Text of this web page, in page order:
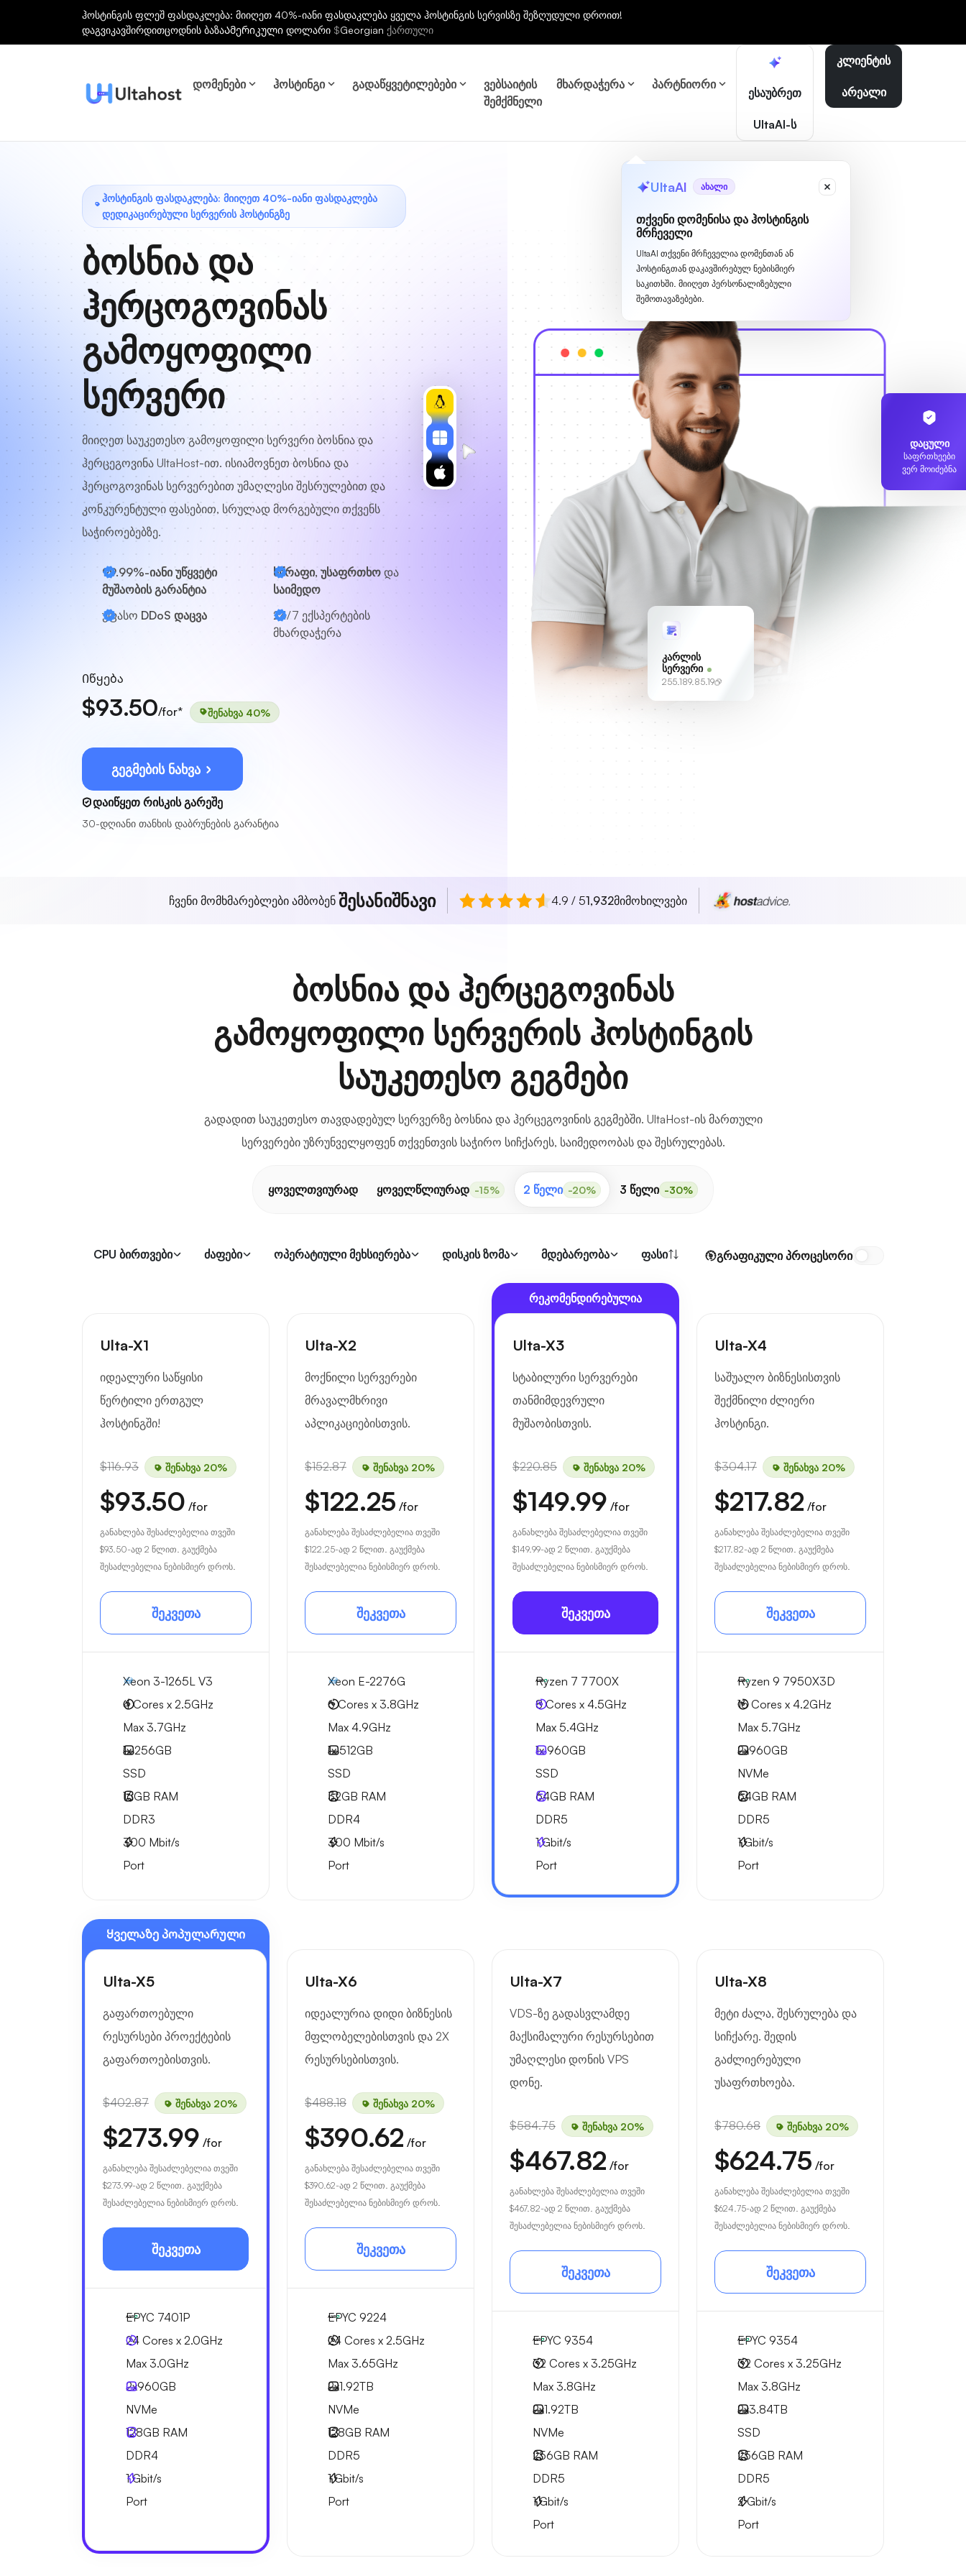
ჰოსტინგის ფლეშ ფასდაკლება: მიიღეთ 40%-იანი ფასდაკლება ყველა ჰოსტინგის სერვისზე შეზღუდული დროით!
დაგვიკავშირდითცოდნის ბაზაᲐმერიკული დოლარი $Georgian ქართული
დომენები ჰოსტინგი გადაწყვეტილებები
ვებსაიტის
შემქმნელი
მხარდაჭერა პარტნიორი
ესაუბრეთ
UltaAI-ს
UltaAI ახალი
თქვენი დომენისა და ჰოსტინგის
მრჩეველი
UltaAI თქვენი მრჩეველია დომენთან ან
ჰოსტინგთან დაკავშირებულ ნებისმიერ
საკითხში. მიიღეთ პერსონალიზებული
შემოთავაზებები.
კლიენტის
არეალი
ᲰᲝᲡᲢᲘᲜᲒᲘᲡ ᲤᲐᲡᲓᲐᲙᲚᲔᲑᲐ: ᲛᲘᲘᲦᲔᲗ 40%-ᲘᲐᲜᲘ ᲤᲐᲡᲓᲐᲙᲚᲔᲑᲐ
ᲓᲔᲓᲘᲙᲐᲪᲘᲠᲔᲑᲣᲚᲘ ᲡᲔᲠᲕᲔᲠᲘᲡ ᲰᲝᲡᲢᲘᲜᲒᲖᲔ
ბოსნია და
ჰერცოგოვინას
გამოყოფილი
სერვერი
მიიღეთ საუკეთესო გამოყოფილი სერვერი ბოსნია და
ჰერცეგოვინა UltaHost-ით. ისიამოვნეთ ბოსნია და
ჰერცოგოვინას სერვერებით უმაღლესი შესრულებით და
კონკურენტული ფასებით, სრულად მორგებული თქვენს
საჭიროებებზე.
99.99%-იანი უწყვეტი
მუშაობის გარანტია
სწრაფი, უსაფრთხოდა
საიმედო
უფასო DDoS დაცვა 24/7 ექსპერტების
მხარდაჭერა
Იწყება
$93.50/for* შენახვა 40%
გეგმების ნახვა
დაიწყეთ რისკის გარეშე
30-დღიანი თანხის დაბრუნების გარანტია
დაცული
საფრთხეები
ვერ მოიძებნა
კარლის
სერვერი
255.189.85.19
ჩვენი მომხმარებლები ამბობენ შესანიშნავი 4.9 / 51,932მიმოხილვები
ბოსნია და ჰერცეგოვინას
გამოყოფილი სერვერის ჰოსტინგის
საუკეთესო გეგმები
გადადით საუკეთესო თავდადებულ სერვერზე ბოსნია და ჰერცეგოვინის გეგმებში. UltaHost-ის მართული
სერვერები უზრუნველყოფენ თქვენთვის საჭირო სიჩქარეს, საიმედოობას და შესრულებას.
ყოველთვიურად ყოველწლიურად -15% 2 წელი -20% 3 წელი -30%
CPU ბირთვები ძაფები ოპერატიული მეხსიერება დისკის ზომა მდებარეობა ფასი გრაფიკული პროცესორი
Ulta-X1
იდეალური საწყისი
წერტილი ერთგულ
ჰოსტინგში!
$116.93 შენახვა 20%
$93.50 /for
განახლება შესაძლებელია თვეში
$93.50-ად 2 წლით. გაუქმება
შესაძლებელია ნებისმიერ დროს.
შეკვეთა
Xeon 3-1265L V3
4 Cores x 2.5GHz
Max 3.7GHz
1x256GB
SSD
16GB RAM
DDR3
300 Mbit/s
Port
Ulta-X2
მოქნილი სერვერები
მრავალმხრივი
აპლიკაციებისთვის.
$152.87 შენახვა 20%
$122.25 /for
განახლება შესაძლებელია თვეში
$122.25-ად 2 წლით. გაუქმება
შესაძლებელია ნებისმიერ დროს.
შეკვეთა
Xeon E-2276G
6 Cores x 3.8GHz
Max 4.9GHz
1x512GB
SSD
32GB RAM
DDR4
300 Mbit/s
Port
რეკომენდირებულია
Ulta-X3
სტაბილური სერვერები
თანმიმდევრული
მუშაობისთვის.
$220.85 შენახვა 20%
$149.99 /for
განახლება შესაძლებელია თვეში
$149.99-ად 2 წლით. გაუქმება
შესაძლებელია ნებისმიერ დროს.
შეკვეთა
Ryzen 7 7700X
8 Cores x 4.5GHz
Max 5.4GHz
1x960GB
SSD
64GB RAM
DDR5
1Gbit/s
Port
Ulta-X4
საშუალო ბიზნესისთვის
შექმნილი ძლიერი
ჰოსტინგი.
$304.17 შენახვა 20%
$217.82 /for
განახლება შესაძლებელია თვეში
$217.82-ად 2 წლით. გაუქმება
შესაძლებელია ნებისმიერ დროს.
შეკვეთა
Ryzen 9 7950X3D
16 Cores x 4.2GHz
Max 5.7GHz
2x960GB
NVMe
64GB RAM
DDR5
1Gbit/s
Port
Ყველაზე პოპულარული
Ulta-X5
გაფართოებული
რესურსები პროექტების
გაფართოებისთვის.
$402.87 შენახვა 20%
$273.99 /for
განახლება შესაძლებელია თვეში
$273.99-ად 2 წლით. გაუქმება
შესაძლებელია ნებისმიერ დროს.
შეკვეთა
EPYC 7401P
24 Cores x 2.0GHz
Max 3.0GHz
2x960GB
NVMe
128GB RAM
DDR4
1Gbit/s
Port
Ulta-X6
იდეალურია დიდი ბიზნესის
მფლობელებისთვის და 2X
რესურსებისთვის.
$488.18 შენახვა 20%
$390.62 /for
განახლება შესაძლებელია თვეში
$390.62-ად 2 წლით. გაუქმება
შესაძლებელია ნებისმიერ დროს.
შეკვეთა
EPYC 9224
24 Cores x 2.5GHz
Max 3.65GHz
2x1.92TB
NVMe
128GB RAM
DDR5
1Gbit/s
Port
Ulta-X7
VDS-ზე გადასვლამდე
მაქსიმალური რესურსებით
უმაღლესი დონის VPS
დონე.
$584.75 შენახვა 20%
$467.82 /for
განახლება შესაძლებელია თვეში
$467.82-ად 2 წლით. გაუქმება
შესაძლებელია ნებისმიერ დროს.
შეკვეთა
EPYC 9354
32 Cores x 3.25GHz
Max 3.8GHz
2x1.92TB
NVMe
256GB RAM
DDR5
1Gbit/s
Port
Ulta-X8
მეტი ძალა, შესრულება და
სიჩქარე. შედის
გაძლიერებული
უსაფრთხოება.
$780.68 შენახვა 20%
$624.75 /for
განახლება შესაძლებელია თვეში
$624.75-ად 2 წლით. გაუქმება
შესაძლებელია ნებისმიერ დროს.
შეკვეთა
EPYC 9354
32 Cores x 3.25GHz
Max 3.8GHz
2x3.84TB
SSD
256GB RAM
DDR5
2Gbit/s
Port